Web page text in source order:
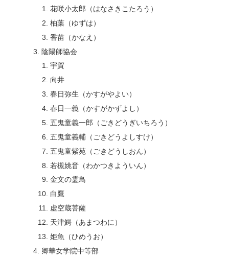
花咲小太郎（はなさきこたろう）
柚葉（ゆずは）
香苗（かなえ）
陰陽師協会
宇賀
向井
春日弥生（かすがやよい）
春日一義（かすがかずよし）
五鬼童義一郎（ごきどうぎいちろう）
五鬼童義輔（ごきどうよしすけ）
五鬼童紫苑（ごきどうしおん）
若槻姚音（わかつきよういん）
金文の霊鳥
白鷹
虚空蔵菩薩
天津鰐（あまつわに）
姫魚（ひめうお）
卿華女学院中等部